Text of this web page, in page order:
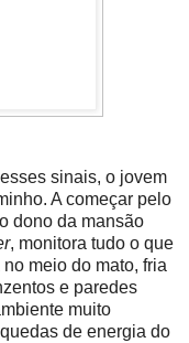
sinais, o jovem
A começar pelo
dono da mansão
, monitora tudo o que
meio do mato, fria
e paredes
muito
de energia do